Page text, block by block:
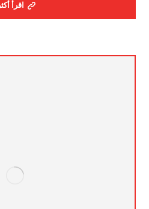
اقرأ أكثر